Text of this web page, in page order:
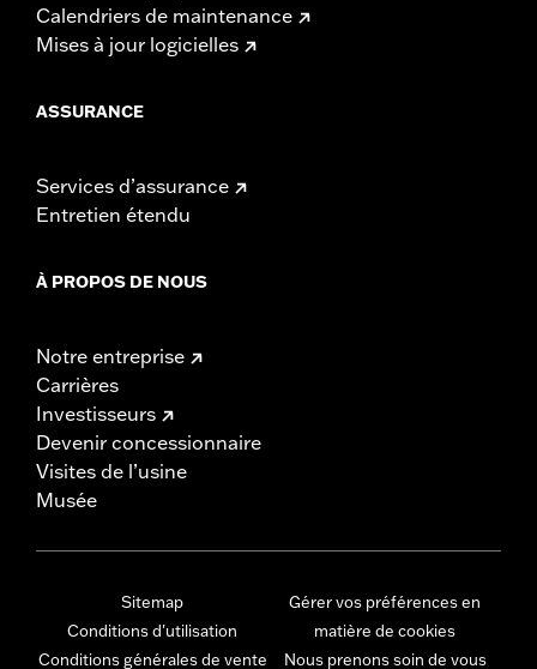
Calendriers de maintenance
Mises à jour logicielles
ASSURANCE
Services d’assurance
Entretien étendu
À PROPOS DE NOUS
Notre entreprise
Carrières
Investisseurs
Devenir concessionnaire
Visites de l’usine
Musée
Sitemap
Conditions d'utilisation
Conditions générales de vente
Gérer vos préférences en
matière de cookies
Nous prenons soin de vous